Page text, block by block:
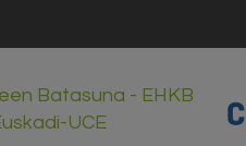
Batasuna - EHKB
UCE